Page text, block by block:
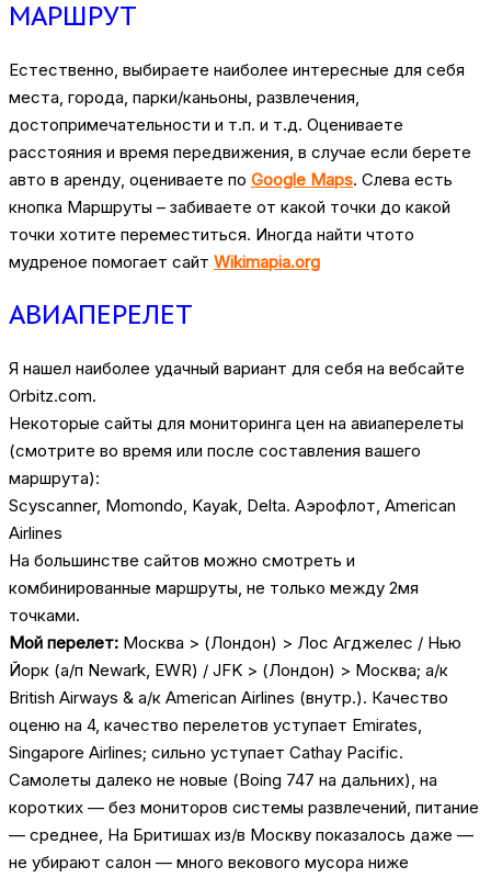
МАРШРУТ
Естественно, выбираете наиболее интересные для себя
места, города, парки/каньоны, развлечения,
достопримечательности и т.п. и т.д. Оцениваете
расстояния и время передвижения, в случае если берете
авто в аренду, оцениваете по Google Maps. Слева есть
кнопка Маршруты – забиваете от какой точки до какой
точки хотите переместиться. Иногда найти чтото
мудреное помогает сайт Wikimapia.org
АВИАПЕРЕЛЕТ
Я нашел наиболее удачный вариант для себя на вебсайте
Orbitz.com.
Некоторые сайты для мониторинга цен на авиаперелеты
(смотрите во время или после составления вашего
маршрута):
Scyscanner, Momondo, Kayak, Delta. Аэрофлот, American
Airlines
На большинстве сайтов можно смотреть и
комбинированные маршруты, не только между 2мя
точками.
Мой перелет: Москва > (Лондон) > Лос Агджелес / Нью
Йорк (а/п Newark, EWR) / JFK > (Лондон) > Москва; а/к
British Airways & а/к American Airlines (внутр.). Качество
оценю на 4, качество перелетов уступает Emirates,
Singapore Airlines; сильно уступает Cathay Pacific.
Cамолеты далеко не новые (Boing 747 на дальних), на
коротких — без мониторов системы развлечений, питание
— среднее, На Бритишах из/в Москву показалось даже —
не убирают салон — много векового мусора ниже